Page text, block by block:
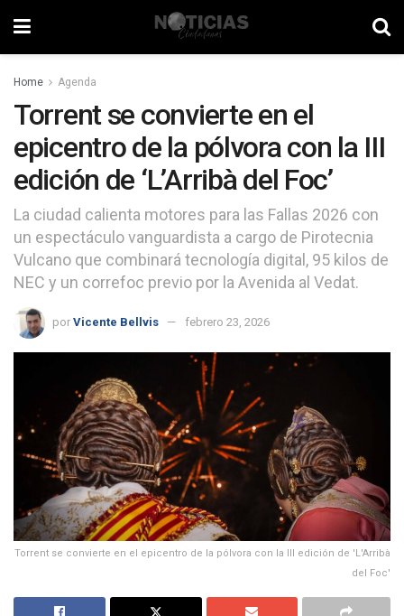
Home Agenda
Torrent se convierte en el
epicentro de la pólvora con la III
edición de ‘L’Arribà del Foc’
La ciudad calienta motores para las Fallas 2026 con
un espectáculo vanguardista a cargo de Pirotecnia
Vulcano que combinará tecnología digital, 95 kilos de
NEC y un correfoc previo por la Avenida al Vedat.
por Vicente Bellvis febrero 23, 2026
Torrent se convierte en el epicentro de la pólvora con la III edición de 'L'Arribà
del Foc'